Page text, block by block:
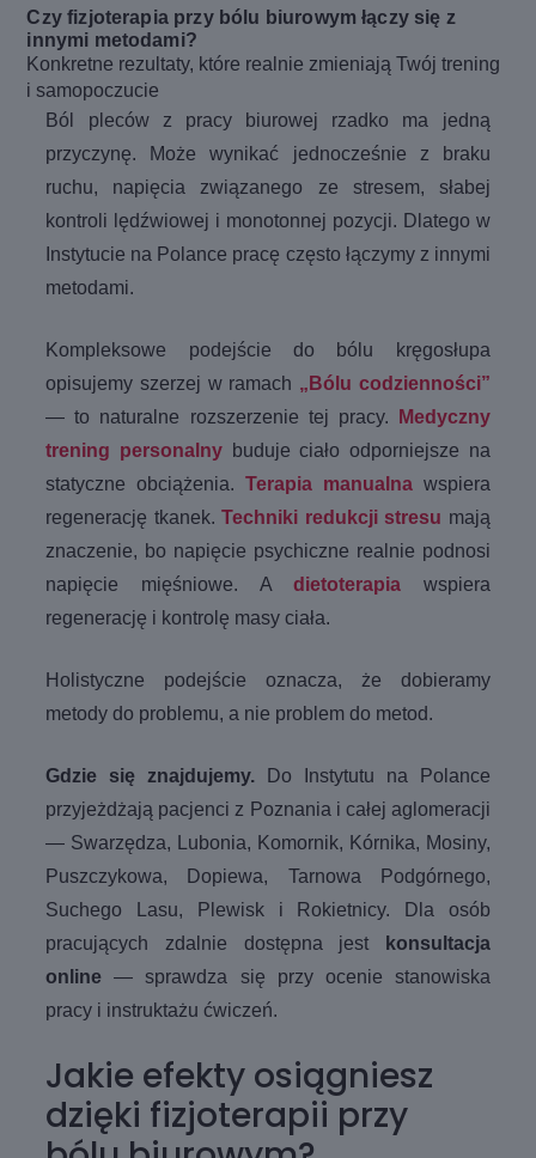
Czy fizjoterapia przy bólu biurowym łączy się z
innymi metodami?
Konkretne rezultaty, które realnie zmieniają Twój trening
i samopoczucie
Ból pleców z pracy biurowej rzadko ma jedną
przyczynę. Może wynikać jednocześnie z braku
ruchu, napięcia związanego ze stresem, słabej
kontroli lędźwiowej i monotonnej pozycji. Dlatego w
Instytucie na Polance pracę często łączymy z innymi
metodami.
Kompleksowe podejście do bólu kręgosłupa
opisujemy szerzej w ramach „Bólu codzienności”
— to naturalne rozszerzenie tej pracy.
Medyczny
trening personalny buduje ciało odporniejsze na
statyczne obciążenia. Terapia manualnawspiera
regenerację tkanek.Techniki redukcji stresu mają
znaczenie, bo napięcie psychiczne realnie podnosi
napięcie mięśniowe. Adietoterapia wspiera
regenerację i kontrolę masy ciała.
Holistyczne podejście oznacza, że dobieramy
metody do problemu, a nie problem do metod.
Gdzie się znajdujemy. Do Instytutu na Polance
przyjeżdżają pacjenci z Poznania i całej aglomeracji
— Swarzędza, Lubonia, Komornik, Kórnika, Mosiny,
Puszczykowa, Dopiewa, Tarnowa Podgórnego,
Suchego Lasu, Plewisk i Rokietnicy. Dla osób
pracujących zdalnie dostępna jest
konsultacja
online — sprawdza się przy ocenie stanowiska
pracy i instruktażu ćwiczeń.
Jakie efekty osiągniesz
dzięki fizjoterapii przy